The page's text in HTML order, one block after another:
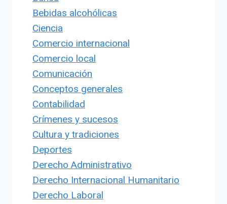
Bebidas alcohólicas
Ciencia
Comercio internacional
Comercio local
Comunicación
Conceptos generales
Contabilidad
Crímenes y sucesos
Cultura y tradiciones
Deportes
Derecho Administrativo
Derecho Internacional Humanitario
Derecho Laboral